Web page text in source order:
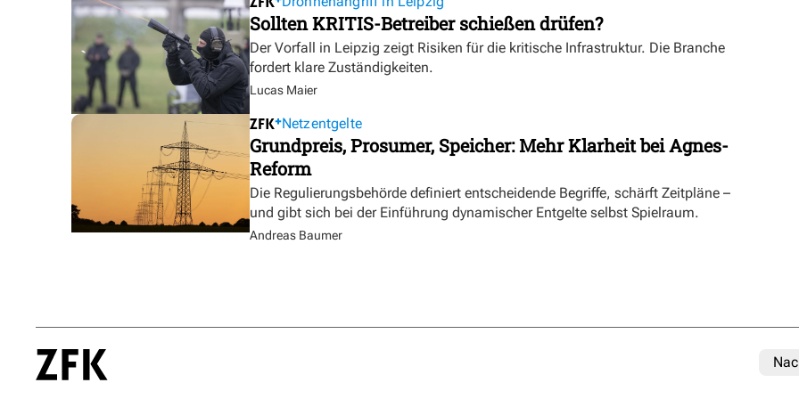
Sollten KRITIS-Betreiber schießen drüfen?
Der Vorfall in Leipzig zeigt Risiken für die kritische Infrastruktur. Die Branche
fordert klare Zuständigkeiten.
Lucas Maier
Netzentgelte
Grundpreis, Prosumer, Speicher: Mehr Klarheit bei Agnes-
Reform
Die Regulierungsbehörde definiert entscheidende Begriffe, schärft Zeitpläne –
und gibt sich bei der Einführung dynamischer Entgelte selbst Spielraum.
Andreas Baumer